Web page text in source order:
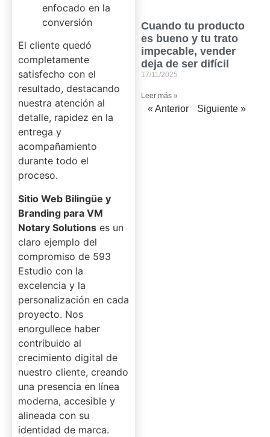
enfocado en la
conversión
El cliente quedó
completamente
satisfecho con el
resultado, destacando
nuestra atención al
detalle, rapidez en la
entrega y
acompañamiento
durante todo el
proceso.
Sitio Web Bilingüe y
Branding para VM
Notary Solutions es un
claro ejemplo del
compromiso de 593
Estudio con la
excelencia y la
personalización en cada
proyecto. Nos
enorgullece haber
contribuido al
crecimiento digital de
nuestro cliente, creando
una presencia en línea
moderna, accesible y
alineada con su
identidad de marca.
Cuando tu producto
es bueno y tu trato
impecable, vender
deja de ser difícil
17/11/2025
Leer más »
« Anterior Siguiente »